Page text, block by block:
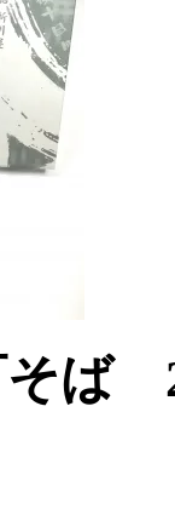
そば